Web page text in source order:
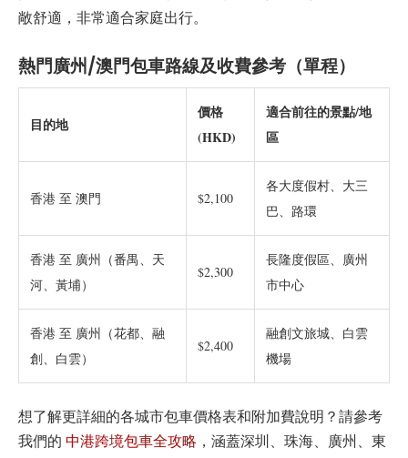
敞舒適，非常適合家庭出行。
熱門廣州/澳門包車路線及收費參考（單程）
目的地
價格
(HKD)
適合前往的景點/地
區
香港 至 澳門 $2,100
各大度假村、大三
巴、路環
香港 至 廣州（番禺、天
河、黃埔）
$2,300
長隆度假區、廣州
市中心
香港 至 廣州（花都、融
創、白雲）
$2,400
融創文旅城、白雲
機場
想了解更詳細的各城市包車價格表和附加費說明？請參考
我們的 中港跨境包車全攻略 ，涵蓋深圳、珠海、廣州、東